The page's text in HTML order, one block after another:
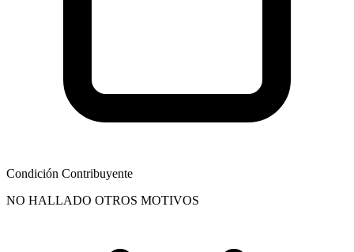
Condición Contribuyente
NO HALLADO OTROS MOTIVOS